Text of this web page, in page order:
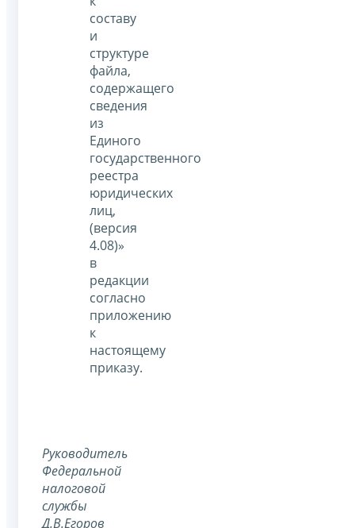
составу
и
структуре
файла,
содержащего
сведения
из
Единого
государственного
реестра
юридических
лиц,
(версия
4.08)»
в
редакции
согласно
приложению
к
настоящему
приказу.
Руководитель
Федеральной
налоговой
службы
Д.В.Егоров